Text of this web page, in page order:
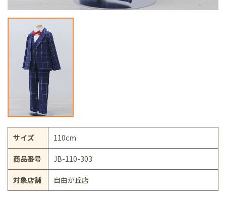
サイズ 110cm
商品番号 JB-110-303
対象店舗 自由が丘店